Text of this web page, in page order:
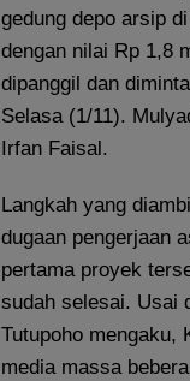
gedung depo arsip
dengan nilai Rp 1,8
dipanggil dan
Selasa (1/11).
Irfan Faisal.
Langkah yang
dugaan pengerjaan
pertama proyek
sudah selesai. Usai
Tutupoho mengaku,
media massa